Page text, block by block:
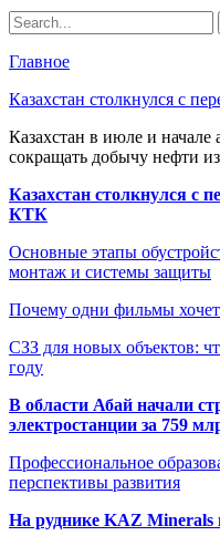
Главное
Казахстан столкнулся с
Казахстан в июле и
сокращать добычу нефти
Казахстан столкнулся с
КТК
Основные этапы
монтаж и системы защиты
Почему одни фильмы
СЗЗ для новых объектов:
году
В области Абай начали
электростанции за 759
Профессиональное
перспективы развития
На руднике KAZ Minerals